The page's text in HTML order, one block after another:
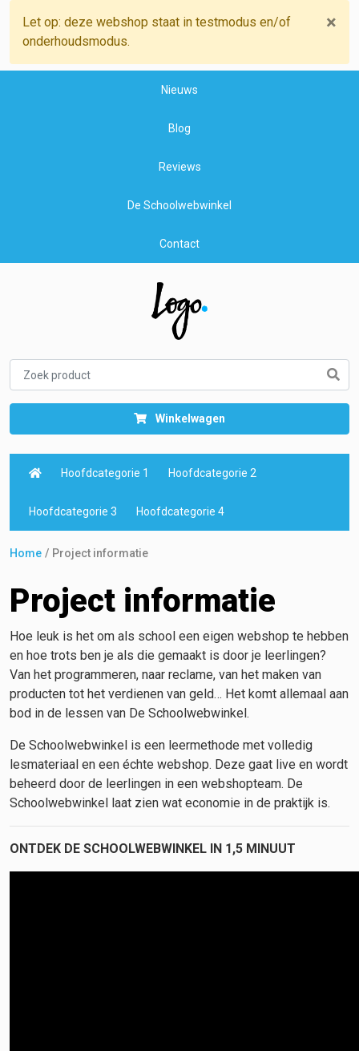
×
Let op: deze webshop staat in testmodus en/of
onderhoudsmodus.
Nieuws
Blog
Reviews
De Schoolwebwinkel
Contact
Winkelwagen
Hoofdcategorie 1 Hoofdcategorie 2
Hoofdcategorie 3 Hoofdcategorie 4
Home Project informatie
Project informatie
Hoe leuk is het om als school een eigen webshop te hebben
en hoe trots ben je als die gemaakt is door je leerlingen?
Van het programmeren, naar reclame, van het maken van
producten tot het verdienen van geld… Het komt allemaal aan
bod in de lessen van De Schoolwebwinkel.
De Schoolwebwinkel is een leermethode met volledig
lesmateriaal en een échte webshop. Deze gaat live en wordt
beheerd door de leerlingen in een webshopteam. De
Schoolwebwinkel laat zien wat economie in de praktijk is.
ONTDEK DE SCHOOLWEBWINKEL IN 1,5 MINUUT